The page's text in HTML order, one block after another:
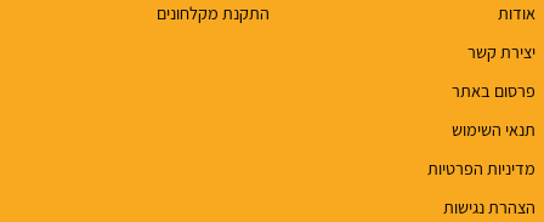
אודות
יצירת קשר
פרסום באתר
תנאי השימוש
מדיניות הפרטיות
הצהרת נגישות
התקנת מקלחונים